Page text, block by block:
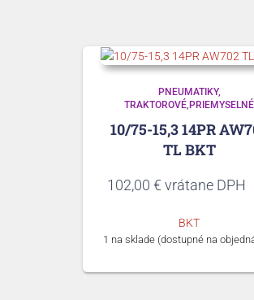
PNEUMATIKY
TRAKTOROVÉ,PRIEMYSELNÉ
10/75-15,3 14PR
TL BKT
102,00 € vrátane DPH
BKT
1 na sklade (dostupné na